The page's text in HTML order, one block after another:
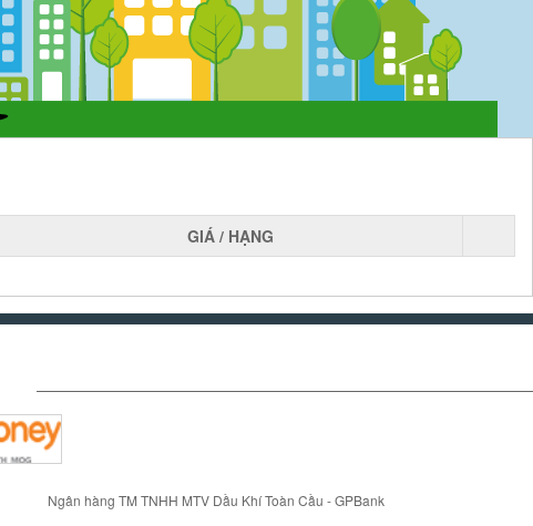
GIÁ / HẠNG
Ngân hàng TM TNHH MTV Dầu Khí Toàn Cầu - GPBank